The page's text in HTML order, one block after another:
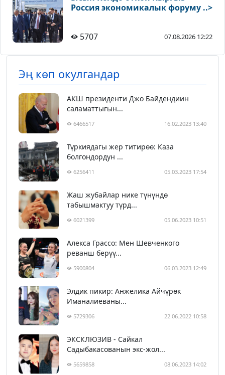
Россия экономикалык форуму ..>
5707 07.08.2026 12:22
Эң көп окулгандар
АКШ президенти Джо Байдендиин
саламаттыгын...
6466517 16.02.2023 13:40
Түркиядагы жер титирөө: Каза
болгондордун ...
6256411 05.03.2023 17:54
Жаш жубайлар нике түнүндө
табышмактуу түрд...
6021399 05.06.2023 10:51
Алекса Грассо: Мен Шевченкого
реванш берүү...
5900804 06.03.2023 12:49
Элдик пикир: Анжелика Айчүрөк
Иманалиеваны...
5729306 22.06.2022 10:58
ЭКСКЛЮЗИВ - Сайкал
Садыбакасованын экс-жол...
5659858 08.06.2023 14:02